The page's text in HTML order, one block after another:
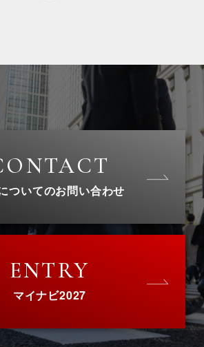
ついてのお問い合わせ
ENTRY
マイナビ2027